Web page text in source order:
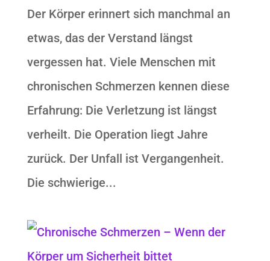
Der Körper erinnert sich manchmal an
etwas, das der Verstand längst
vergessen hat. Viele Menschen mit
chronischen Schmerzen kennen diese
Erfahrung: Die Verletzung ist längst
verheilt. Die Operation liegt Jahre
zurück. Der Unfall ist Vergangenheit.
Die schwierige...